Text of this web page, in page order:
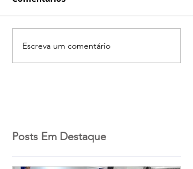
Escreva um comentário
Posts Em Destaque